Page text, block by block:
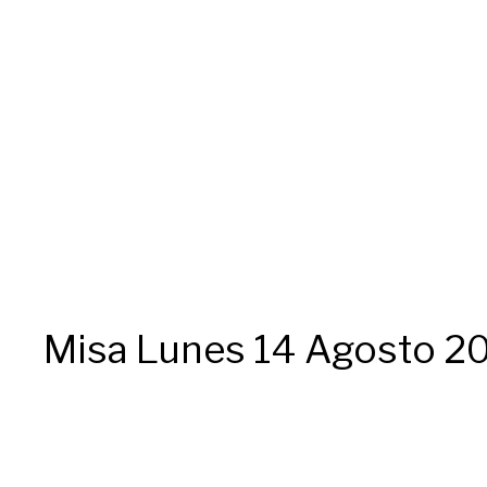
Misa Lunes 14 Agosto